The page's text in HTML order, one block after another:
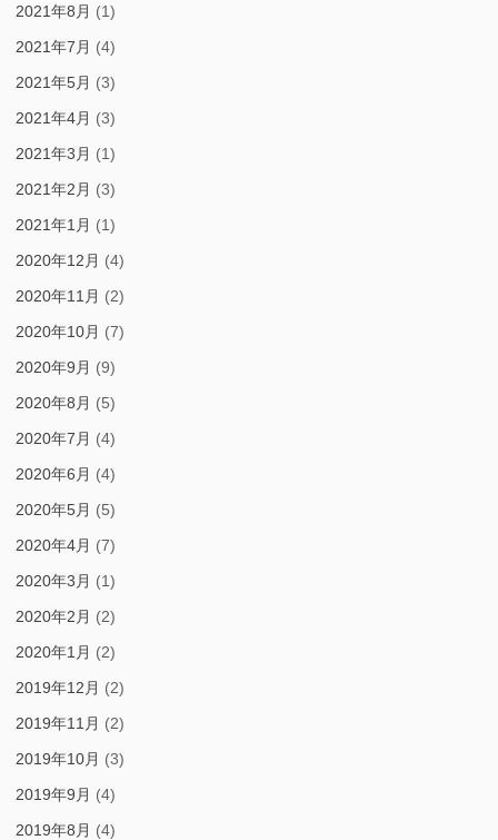
2021年8月 (1)
2021年7月 (4)
2021年5月 (3)
2021年4月 (3)
2021年3月 (1)
2021年2月 (3)
2021年1月 (1)
2020年12月 (4)
2020年11月 (2)
2020年10月 (7)
2020年9月 (9)
2020年8月 (5)
2020年7月 (4)
2020年6月 (4)
2020年5月 (5)
2020年4月 (7)
2020年3月 (1)
2020年2月 (2)
2020年1月 (2)
2019年12月 (2)
2019年11月 (2)
2019年10月 (3)
2019年9月 (4)
2019年8月 (4)